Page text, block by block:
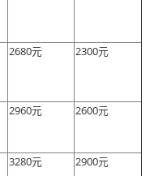
2680元 2300元
2960元 2600元
3280元 2900元